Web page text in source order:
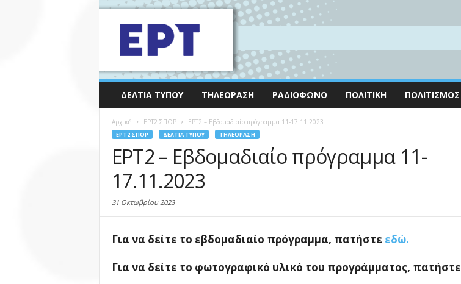
ΔΕΛΤΊΑ ΤΎΠΟΥ ΤΗΛΕΌΡΑΣΗ ΡΑΔΙΌΦΩΝΟ ΠΟΛΙΤΙΚΉ ΠΟΛΙΤΙΣΜΌΣ
Αρχική EΡΤ2 ΣΠΟΡ ΕΡΤ2 – Εβδομαδιαίο πρόγραμμα 11-17.11.2023
EΡΤ2 ΣΠΟΡ ΔΕΛΤΊΑ ΤΎΠΟΥ ΤΗΛΕΌΡΑΣΗ
ΕΡΤ2 – Εβδομαδιαίο πρόγραμμα 11-
17.11.2023
31 Οκτωβρίου 2023
Για να δείτε το εβδομαδιαίο πρόγραμμα, πατήστε εδώ.
Για να δείτε το φωτογραφικό υλικό του προγράμματος, πατήστε